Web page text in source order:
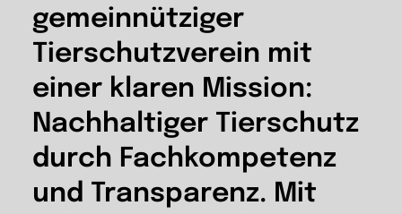
gemeinnütziger
Tierschutzverein mit
einer klaren Mission:
Nachhaltiger Tierschutz
durch Fachkompetenz
und Transparenz. Mit